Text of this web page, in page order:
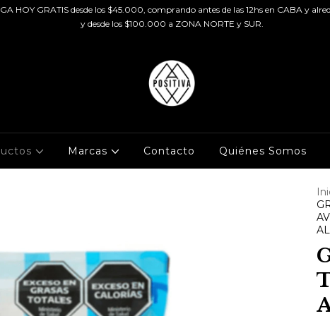
HOY GRATIS desde los $45.000, comprando antes de las 12hs en CABA y
y desde los $100.000 a ZONA NORTE y SUR.
Marcas Contacto Quiénes Somos